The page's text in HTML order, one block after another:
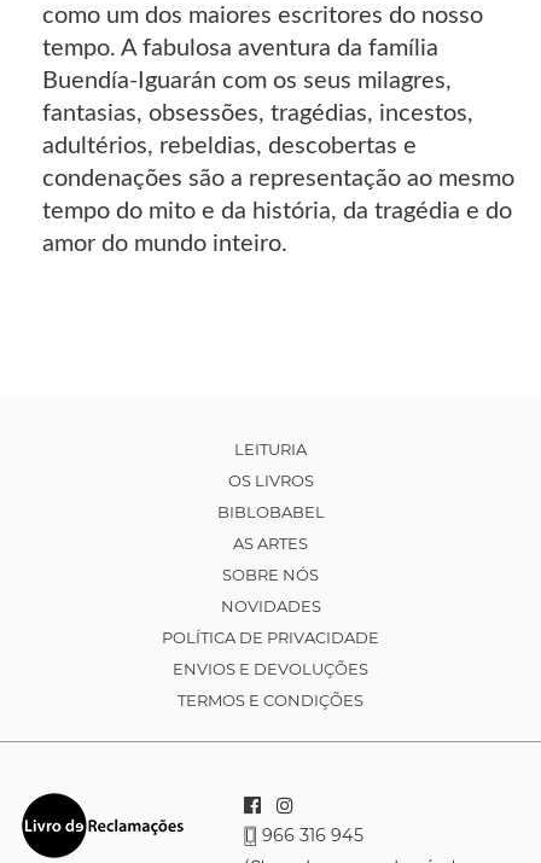
como um dos maiores escritores do nosso
tempo. A fabulosa aventura da família
Buendía-Iguarán com os seus milagres,
fantasias, obsessões, tragédias, incestos,
adultérios, rebeldias, descobertas e
condenações são a representação ao mesmo
tempo do mito e da história, da tragédia e do
amor do mundo inteiro.
LEITURIA
OS LIVROS
BIBLOBABEL
AS ARTES
SOBRE NÓS
NOVIDADES
POLÍTICA DE PRIVACIDADE
ENVIOS E DEVOLUÇÕES
TERMOS E CONDIÇÕES
966 316 945